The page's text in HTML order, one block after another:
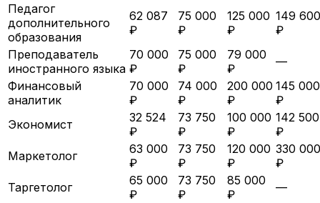
Педагог
дополнительного
образования
62 087
₽
75 000
₽
125 000
₽
149 600
₽
Преподаватель
иностранного языка
70 000
₽
75 000
₽
79 000
₽
—
Финансовый
аналитик
70 000
₽
74 000
₽
200 000
₽
145 000
₽
Экономист
32 524
₽
73 750
₽
100 000
₽
142 500
₽
Маркетолог
63 000
₽
73 750
₽
120 000
₽
330 000
₽
Таргетолог
65 000
₽
73 750
₽
85 000
₽
—